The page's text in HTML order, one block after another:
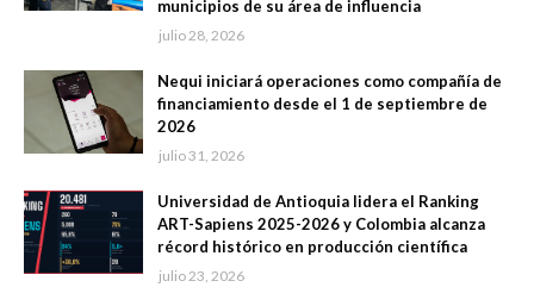
municipios de su área de influencia
julio 28, 2026
Nequi iniciará operaciones como compañía de
financiamiento desde el 1 de septiembre de
2026
julio 31, 2026
Universidad de Antioquia lidera el Ranking
ART-Sapiens 2025-2026 y Colombia alcanza
récord histórico en producción científica
julio 23, 2026